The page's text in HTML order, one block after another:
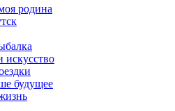
родина
искусство
будущее